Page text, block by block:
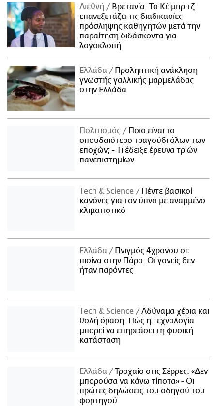
Διεθνή
Βρετανία: Το Κέιμπριτζ
επανεξετάζει τις διαδικασίες
πρόσληψης καθηγητών μετά την
παραίτηση διδάσκοντα για
λογοκλοπή
Ελλάδα
Προληπτική ανάκληση
γνωστής γαλλικής μαρμελάδας
στην Ελλάδα
Πολιτισμός
Ποιο είναι το
σπουδαιότερο τραγούδι όλων των
εποχών; - Τι έδειξε έρευνα τριών
πανεπιστημίων
Τech & Science
Πέντε βασικοί
κανόνες για τον ύπνο με αναμμένο
κλιματιστικό
Ελλάδα
Πνιγμός 4χρονου σε
πισίνα στην Πάρο: Οι γονείς δεν
ήταν παρόντες
Τech & Science
Αδύναμα χέρια και
θολή όραση: Πώς η τεχνολογία
μπορεί να επηρεάσει τη φυσική
κατάσταση
Ελλάδα
Τροχαίο στις Σέρρες: «Δεν
μπορούσα να κάνω τίποτα» - Οι
πρώτες δηλώσεις του οδηγού του
φορτηγού